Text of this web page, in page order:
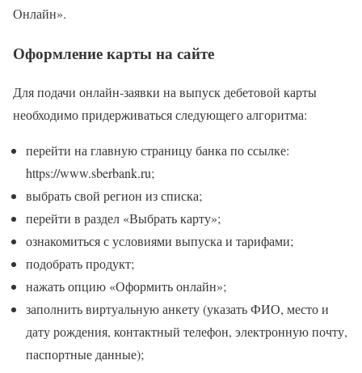
Онлайн».
Оформление карты на сайте
Для подачи онлайн-заявки на выпуск дебетовой карты
необходимо придерживаться следующего алгоритма:
перейти на главную страницу банка по ссылке:
https://www.sberbank.ru;
выбрать свой регион из списка;
перейти в раздел «Выбрать карту»;
ознакомиться с условиями выпуска и тарифами;
подобрать продукт;
нажать опцию «Оформить онлайн»;
заполнить виртуальную анкету (указать ФИО, место и
дату рождения, контактный телефон, электронную почту,
паспортные данные);